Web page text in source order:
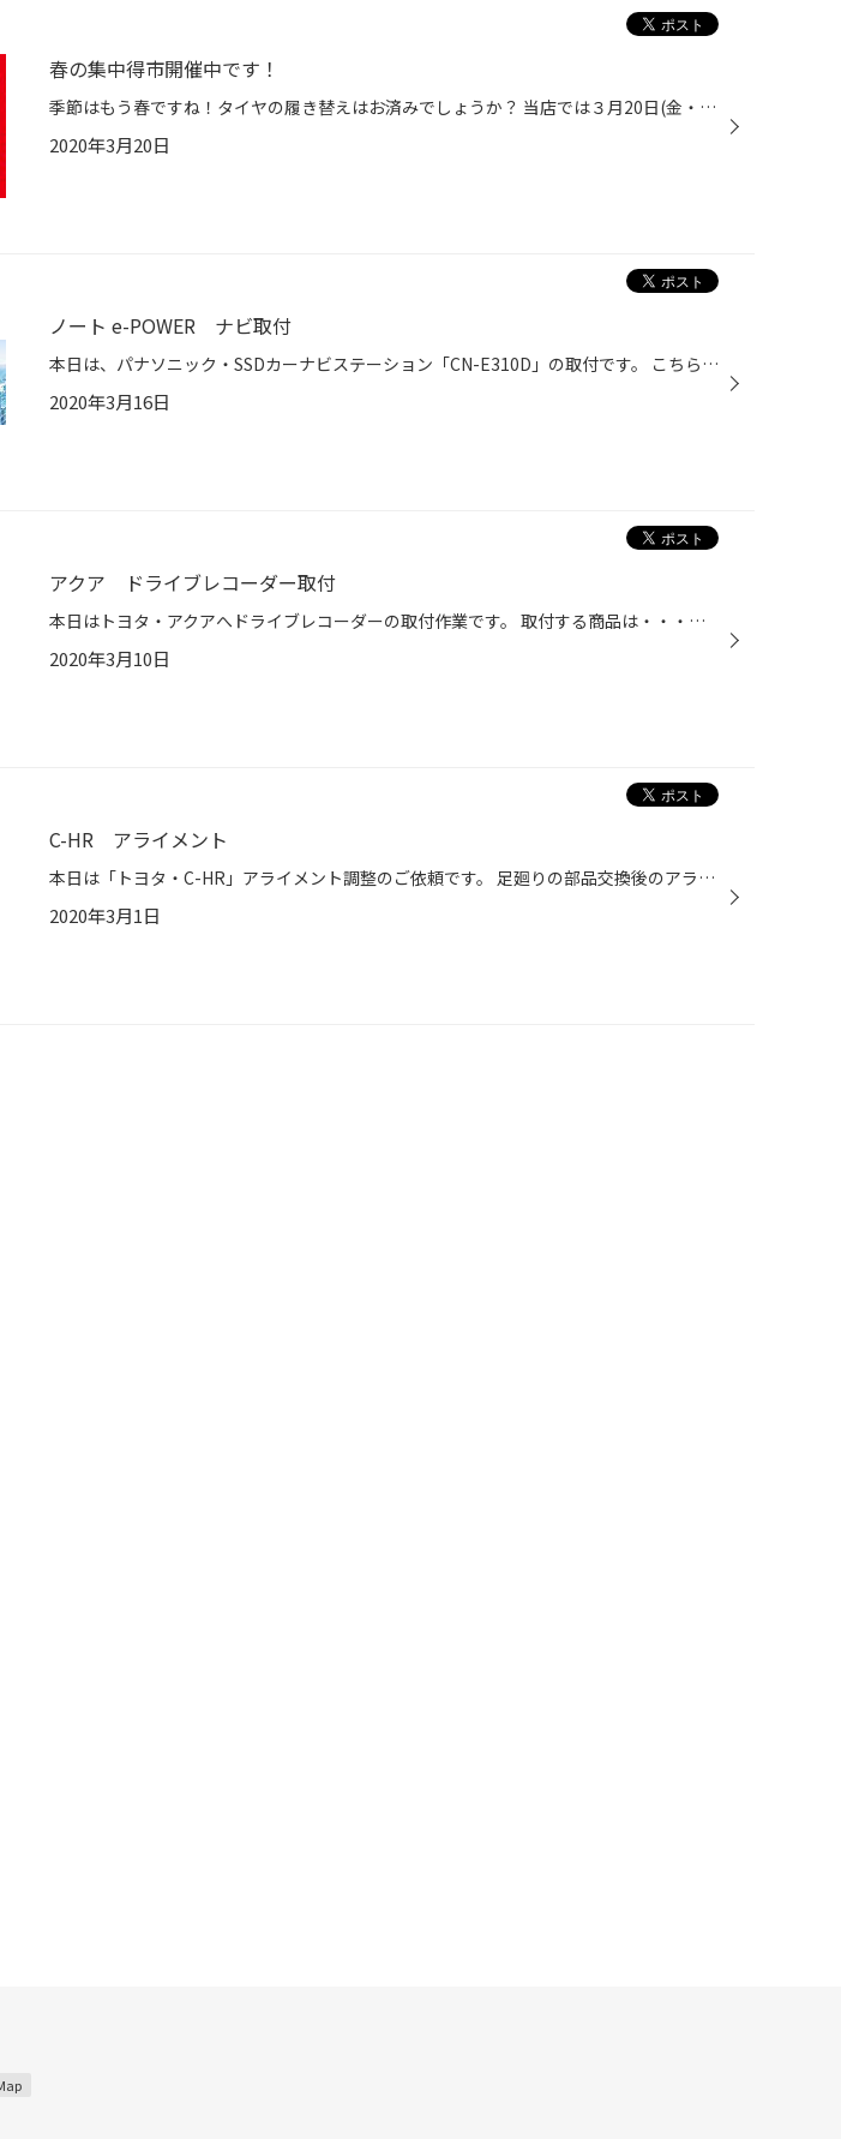
春の集中得市開催中です！
季節はもう春ですね！タイヤの履き替えはお済みでしょうか？ 当店では３月20日(金・祝)～３月29日(日)まで 『春の集中得市』好評開催中です！ 話題の新商品からお買い得商品まで取り揃えてお客様のご来店をお待ちしております。(^^)/
2020年3月20日
ノート e-POWER ナビ取付
本日は、パナソニック・SSDカーナビステーション「CN-E310D」の取付です。 こちらの商品はベーシックモデルでありながら、見やすい地図とわかりやすいルート案内表示で、はじめての 道でも余裕を持って運転していただけます。 地図表示はドライバーの好みに合わせて、上空から見下ろすよう な視線で...
2020年3月16日
アクア ドライブレコーダー取付
本日はトヨタ・アクアへドライブレコーダーの取付作業です。 取付する商品は・・・当店イチオシのドライブレコーダー「ユピテル・DRY-TW8500ｄ」 2つのカメラで、車両の前後を記録。前後200万画素FULL HDのハイスペックモデル。 駐車記録(オプション)にも対応しています。 では！取付作業開始です！...
2020年3月10日
C-HR アライメント
本日は「トヨタ・C-HR」アライメント調整のご依頼です。 足廻りの部品交換後のアライメント調整です。 ★フロント「トゥ」調整 ★リア「トゥ」調整作業させていただきました。 調整後に試乗へ・・・安定感抜群の仕上がりとなりました。 キットお客様にご満足頂けると確信しました。(^^♪ この度は「ア...
2020年3月1日